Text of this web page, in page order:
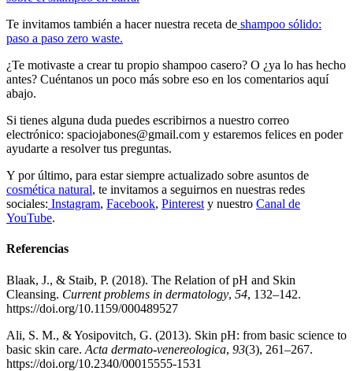
Te invitamos también a hacer nuestra receta de shampoo sólido:
paso a paso zero waste.
¿Te motivaste a crear tu propio shampoo casero? O ¿ya lo has hecho
antes? Cuéntanos un poco más sobre eso en los comentarios aquí
abajo.
Si tienes alguna duda puedes escribirnos a nuestro correo
electrónico: spaciojabones@gmail.com y estaremos felices en poder
ayudarte a resolver tus preguntas.
Y por último, para estar siempre actualizado sobre asuntos de
cosmética natural, te invitamos a seguirnos en nuestras redes
sociales: Instagram, Facebook, Pinterest y nuestro Canal de
YouTube.
Referencias
Blaak, J., & Staib, P. (2018). The Relation of pH and Skin
Cleansing. Current problems in dermatology, 54, 132–142.
https://doi.org/10.1159/000489527
Ali, S. M., & Yosipovitch, G. (2013). Skin pH: from basic science to
basic skin care. Acta dermato-venereologica, 93(3), 261–267.
https://doi.org/10.2340/00015555-1531